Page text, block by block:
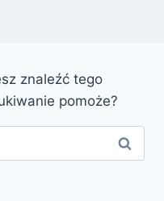
znaleźć tego
pomoże?